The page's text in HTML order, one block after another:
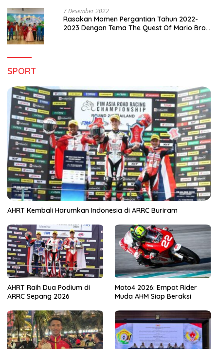
7 Desember 2022
Rasakan Momen Pergantian Tahun 2022-
2023 Dengan Tema The Quest Of Mario Bros
SPORT
AHRT Kembali Harumkan Indonesia di ARRC Buriram
AHRT Raih Dua Podium di
ARRC Sepang 2026
Moto4 2026: Empat Rider
Muda AHM Siap Beraksi